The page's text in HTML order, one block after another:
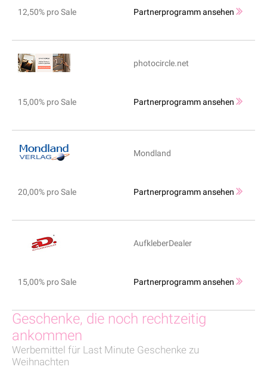
12,50% pro Sale Partnerprogramm ansehen
photocircle.net
15,00% pro Sale Partnerprogramm ansehen
Mondland
20,00% pro Sale Partnerprogramm ansehen
AufkleberDealer
15,00% pro Sale Partnerprogramm ansehen
Geschenke, die noch rechtzeitig
ankommen
Werbemittel für Last Minute Geschenke zu
Weihnachten